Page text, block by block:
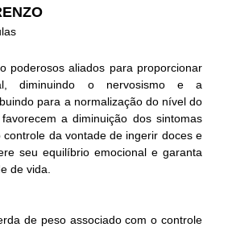
poderosos aliados para proporcionar
diminuindo o nervosismo e a
para a normalização do nível do
a diminuição dos sintomas
da vontade de ingerir doces e
seu equilíbrio emocional e garanta
de vida.
de peso associado com o controle